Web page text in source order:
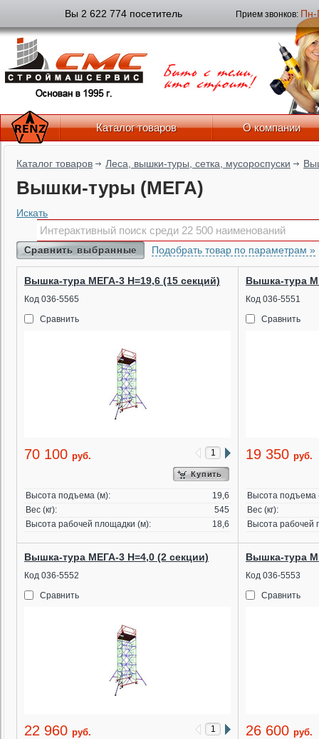
Вы 2 622 774 посетитель Прием звонков: Пн-
Каталог товаров О компании
Каталог товаров Леса, вышки-туры, сетка, мусороспуски
Вышки-туры (МЕГА)
Искать
Сравнить выбранные Подобрать товар по параметрам »
Вышка-тура МЕГА-3 Н=19,6 (15 секций)
Код 036-5565
Сравнить
70 100 руб.
Купить
Высота подъема (м):
19,6
Вес (кг):
545
Высота рабочей площадки (м):
18,6
Вышка-тура
Код 036-5551
Сравнить
19 350 руб.
Высота подъема
Вес (кг):
Высота рабочей
Вышка-тура МЕГА-3 Н=4,0 (2 секции)
Код 036-5552
Сравнить
22 960 руб.
Вышка-тура
Код 036-5553
Сравнить
26 600 руб.